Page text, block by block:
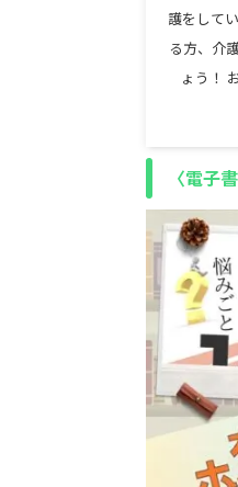
護をして
る方、介
ょう！
〈電子